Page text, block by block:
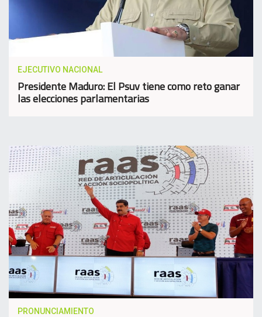
EJECUTIVO NACIONAL
Presidente Maduro: El Psuv tiene como reto ganar
las elecciones parlamentarias
PRONUNCIAMIENTO